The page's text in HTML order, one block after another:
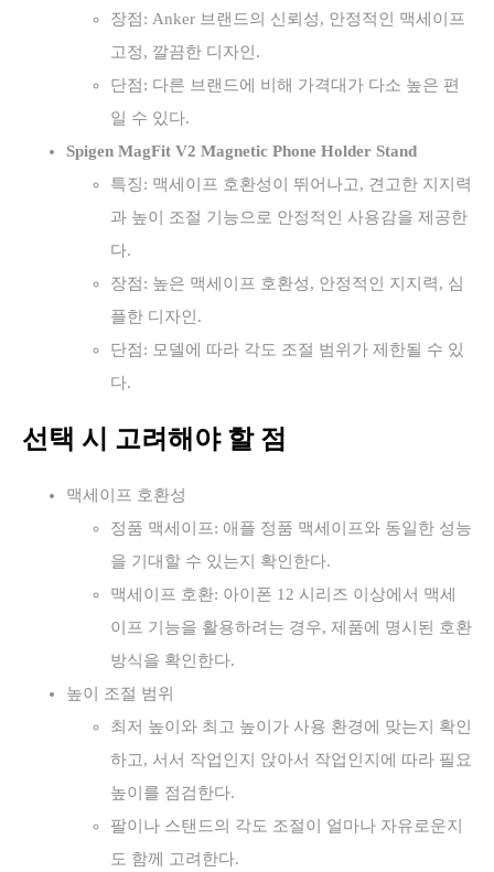
장점: Anker 브랜드의 신뢰성, 안정적인 맥세이프
고정, 깔끔한 디자인.
단점: 다른 브랜드에 비해 가격대가 다소 높은 편
일 수 있다.
Spigen MagFit V2 Magnetic Phone Holder Stand
특징: 맥세이프 호환성이 뛰어나고, 견고한 지지력
과 높이 조절 기능으로 안정적인 사용감을 제공한
다.
장점: 높은 맥세이프 호환성, 안정적인 지지력, 심
플한 디자인.
단점: 모델에 따라 각도 조절 범위가 제한될 수 있
다.
선택 시 고려해야 할 점
맥세이프 호환성
정품 맥세이프: 애플 정품 맥세이프와 동일한 성능
을 기대할 수 있는지 확인한다.
맥세이프 호환: 아이폰 12 시리즈 이상에서 맥세
이프 기능을 활용하려는 경우, 제품에 명시된 호환
방식을 확인한다.
높이 조절 범위
최저 높이와 최고 높이가 사용 환경에 맞는지 확인
하고, 서서 작업인지 앉아서 작업인지에 따라 필요
높이를 점검한다.
팔이나 스탠드의 각도 조절이 얼마나 자유로운지
도 함께 고려한다.